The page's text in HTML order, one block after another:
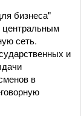
бизнеса"
сеть.
и
в